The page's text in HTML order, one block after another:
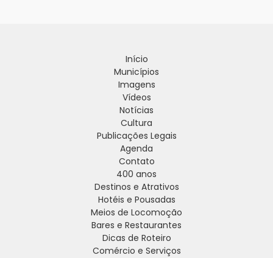
Início
Municípios
Imagens
Vídeos
Notícias
Cultura
Publicações Legais
Agenda
Contato
400 anos
Destinos e Atrativos
Hotéis e Pousadas
Meios de Locomoção
Bares e Restaurantes
Dicas de Roteiro
Comércio e Serviços